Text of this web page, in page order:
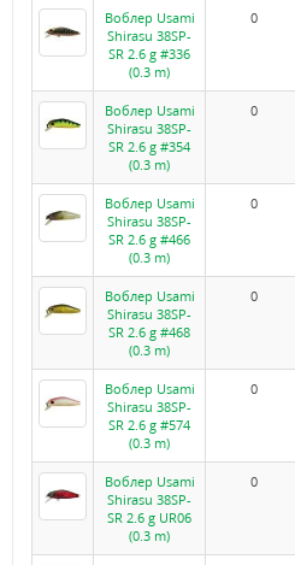
Воблер Usami
Shirasu 38SP-
SR 2.6 g #336
(0.3 m)
0
Воблер Usami
Shirasu 38SP-
SR 2.6 g #354
(0.3 m)
0
Воблер Usami
Shirasu 38SP-
SR 2.6 g #466
(0.3 m)
0
Воблер Usami
Shirasu 38SP-
SR 2.6 g #468
(0.3 m)
0
Воблер Usami
Shirasu 38SP-
SR 2.6 g #574
(0.3 m)
0
Воблер Usami
Shirasu 38SP-
SR 2.6 g UR06
(0.3 m)
0